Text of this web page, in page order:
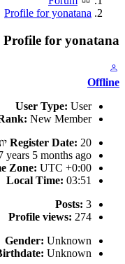
Profile for yonatana
Profile for yonatana
Offline
User Type: User
New Member
Register Date: 20 יונ 2013
years 5 months ago
Zone: UTC +0:00
Local Time: 03:51
Posts: 3
Profile views: 274
Gender: Unknown
Unknown